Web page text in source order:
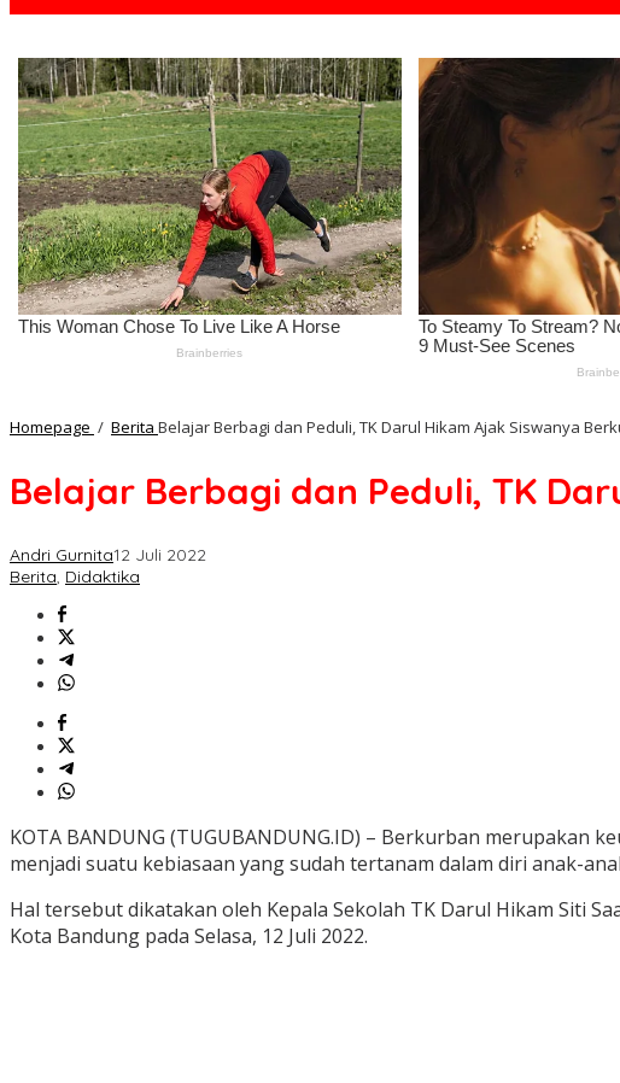
Homepage / Berita Belajar Berbagi dan Peduli, TK Darul Hikam Ajak Siswanya
Belajar Berbagi dan Peduli, TK
Andri Gurnita12 Juli 2022
Berita Didaktika
KOTA BANDUNG (TUGUBANDUNG.ID) – Berkurban merupakan
menjadi suatu kebiasaan yang sudah tertanam dalam diri anak-
Hal tersebut dikatakan oleh Kepala Sekolah TK Darul Hikam Siti
Kota Bandung pada Selasa, 12 Juli 2022.